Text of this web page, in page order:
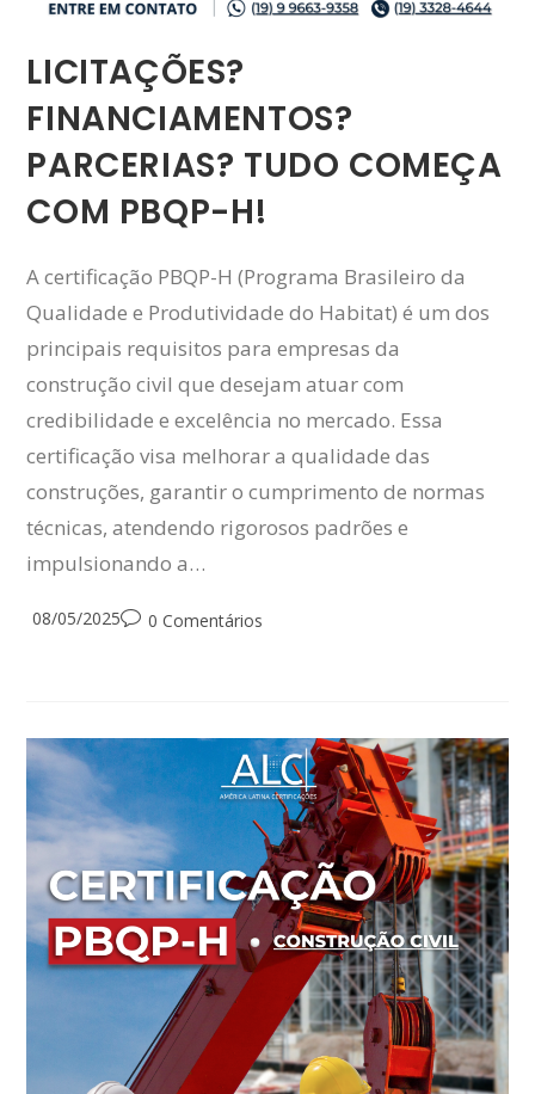
LICITAÇÕES?
FINANCIAMENTOS?
PARCERIAS? TUDO COMEÇA
COM PBQP-H!
A certificação PBQP-H (Programa Brasileiro da
Qualidade e Produtividade do Habitat) é um dos
principais requisitos para empresas da
construção civil que desejam atuar com
credibilidade e excelência no mercado. Essa
certificação visa melhorar a qualidade das
construções, garantir o cumprimento de normas
técnicas, atendendo rigorosos padrões e
impulsionando a…
Post
08/05/2025Post0 Comentários